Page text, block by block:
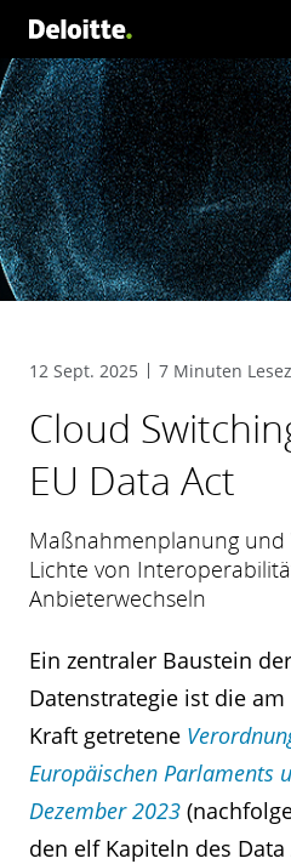
12 Sept. 2025 7 Minuten
Cloud
EU Data Act
Maßnahmenplanung und
Lichte von
Anbieterwechseln
Ein zentraler Baustein
Datenstrategie ist die am
Kraft getretene
Europäischen Parlaments
Dezember 2023
den elf Kapiteln des